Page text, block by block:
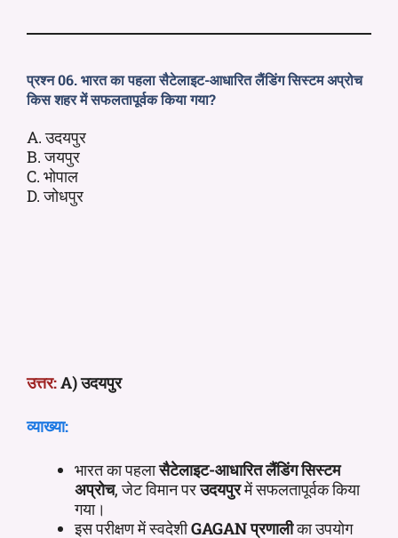
प्रश्न 06. भारत का पहला सैटेलाइट-आधारित लैंडिंग सिस्टम अप्रोच
किस शहर में सफलतापूर्वक किया गया?
A. उदयपुर
B. जयपुर
C. भोपाल
D. जोधपुर
उत्तर:A) उदयपुर
व्याख्या:
भारत का पहलासैटेलाइट-आधारित लैंडिंग सिस्टम
अप्रोच, जेट विमान परउदयपुरमें सफलतापूर्वक किया
गया।
इस परीक्षण में स्वदेशीGAGAN प्रणालीका उपयोग